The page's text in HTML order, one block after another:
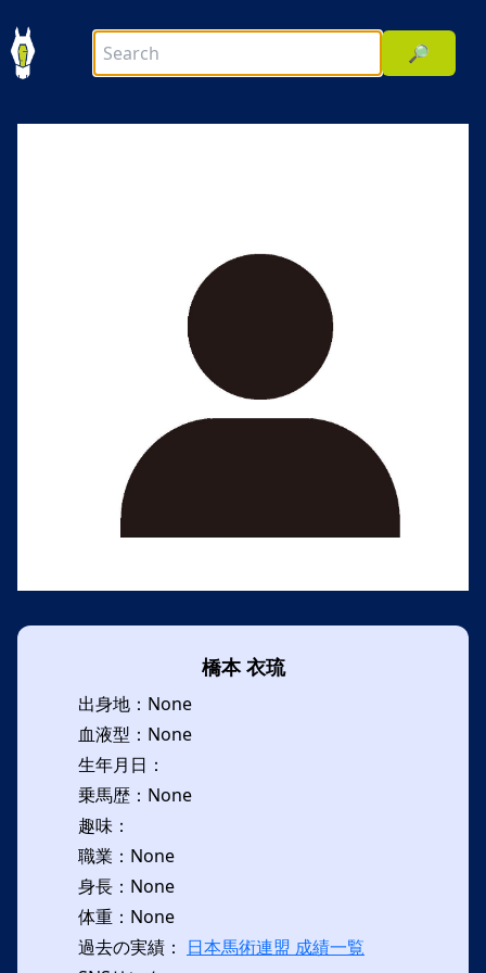
🔎
橋本 衣琉
出身地：None
血液型：None
生年月日：
乗馬歴：None
趣味：
職業：None
身長：None
体重：None
過去の実績： 日本馬術連盟 成績一覧